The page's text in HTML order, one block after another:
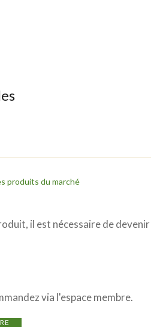
produits du marché
il est nécessaire de devenir
via l'espace membre.